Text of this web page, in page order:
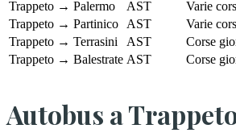
Trappeto → Palermo
AST Varie
Trappeto → Partinico
AST Varie
Trappeto → Terrasini
AST Corse
Trappeto → Balestrate AST Corse
Autobus a